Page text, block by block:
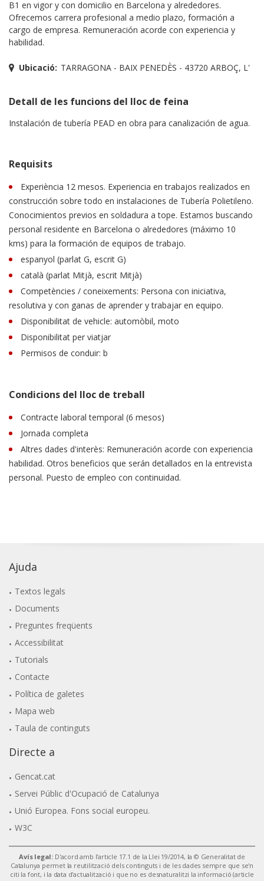
B1 en vigor y con domicilio en Barcelona y alrededores.
Ofrecemos carrera profesional a medio plazo, formación a
cargo de empresa. Remuneración acorde con experiencia y
habilidad.
Ubicació: TARRAGONA - BAIX PENEDÈS - 43720 ARBOÇ, L'
Detall de les funcions del lloc de feina
Instalación de tubería PEAD en obra para canalización de agua.
Requisits
Experiència 12 mesos. Experiencia en trabajos realizados en
construcción sobre todo en instalaciones de Tubería Polietileno.
Conocimientos previos en soldadura a tope. Estamos buscando
personal residente en Barcelona o alrededores (máximo 10
kms) para la formación de equipos de trabajo.
espanyol (parlat G, escrit G)
català (parlat Mitjà, escrit Mitjà)
Competències / coneixements: Persona con iniciativa,
resolutiva y con ganas de aprender y trabajar en equipo.
Disponibilitat de vehicle: automòbil, moto
Disponibilitat per viatjar
Permisos de conduir: b
Condicions del lloc de treball
Contracte laboral temporal (6 mesos)
Jornada completa
Altres dades d'interès: Remuneración acorde con experiencia
habilidad. Otros beneficios que serán detallados en la entrevista
personal. Puesto de empleo con continuidad.
Ajuda
Textos legals
Documents
Preguntes freqüents
Accessibilitat
Tutorials
Contacte
Política de galetes
Mapa web
Taula de continguts
Directe a
Gencat.cat
Servei Públic d'Ocupació de Catalunya
Unió Europea. Fons social europeu.
W3C
Avís legal: D'acord amb l'article 17.1 de la Llei 19/2014, la © Generalitat de
Catalunya permet la reutilització dels continguts i de les dades sempre que se'n
citi la font, i la data d'actualització i que no es desnaturalitzi la informació (article